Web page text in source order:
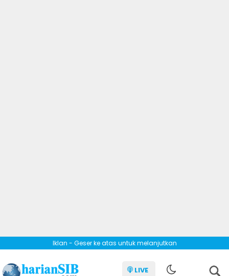
Iklan - Geser ke atas untuk melanjutkan
LIVE